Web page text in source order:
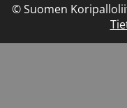
© Suomen